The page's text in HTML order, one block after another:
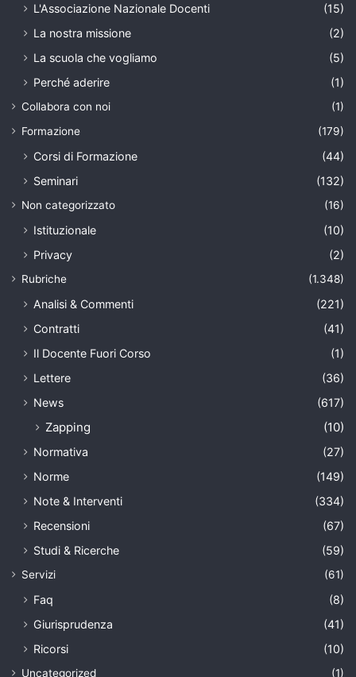
L'Associazione Nazionale Docenti
(15)
La nostra missione
(2)
La scuola che vogliamo
(5)
Perché aderire
(1)
Collabora con noi
(1)
Formazione
(179)
Corsi di Formazione
(44)
Seminari
(132)
Non categorizzato (16)
Istituzionale
(10)
Privacy
(2)
Rubriche (1.348)
Analisi & Commenti
(221)
Contratti
(41)
Il Docente Fuori Corso
(1)
Lettere
(36)
News
(617)
Zapping (10)
Normativa
(27)
Norme
(149)
Note & Interventi
(334)
Recensioni
(67)
Studi & Ricerche
(59)
Servizi (61)
Faq
(8)
Giurisprudenza
(41)
Ricorsi
(10)
Uncategorized
(1)